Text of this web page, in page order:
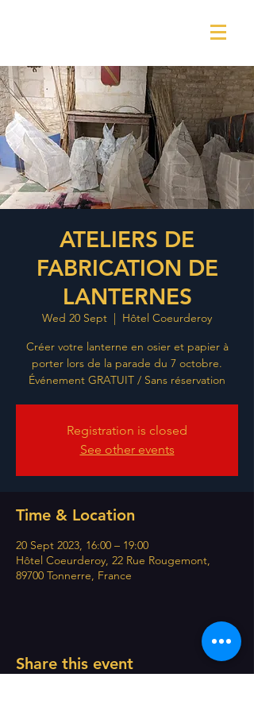
ATELIERS DE
FABRICATION DE
LANTERNES
Wed 20 Sept
  |
Hôtel Coeurderoy
Créer votre lanterne en osier et papier à
porter lors de la parade du 7 octobre.
Événement GRATUIT / Sans réservation
Registration is closed
See other events
Time & Location
20 Sept 2023, 16:00 – 19:00
Hôtel Coeurderoy, 22 Rue Rougemont,
89700 Tonnerre, France
Share this event